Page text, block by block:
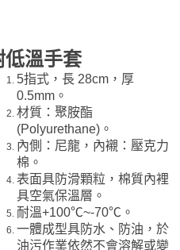
溫手套
5指式，長 28cm，厚
0.5mm。
材質：聚胺酯
(Polyurethane)。
內側：尼龍，內襯：壓克力
棉。
表面具防滑顆粒，棉質內裡
具空氣保溫層。
耐溫+100℃~-70℃。
一體成型具防水、防油，於
油污作業依然不會溶解或變